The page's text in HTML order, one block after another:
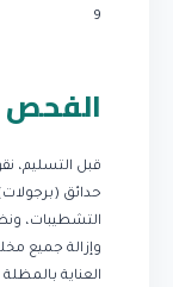
9
الفحص
قبل التسليم،
حدائق
التشطيبات،
وإزالة جميع
العناية